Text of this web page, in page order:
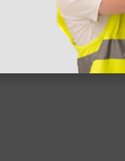
de material